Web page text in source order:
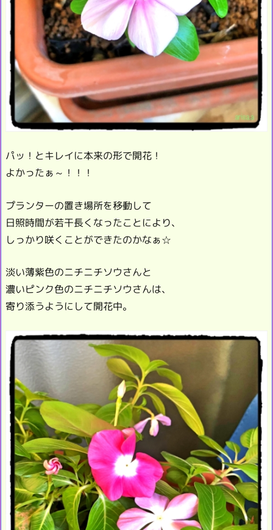
パッ！とキレイに本来の形で開花！
よかったぁ～！！！
プランターの置き場所を移動して
日照時間が若干長くなったことにより、
しっかり咲くことができたのかなぁ☆
淡い薄紫色のニチニチソウさんと
濃いピンク色のニチニチソウさんは、
寄り添うようにして開花中。